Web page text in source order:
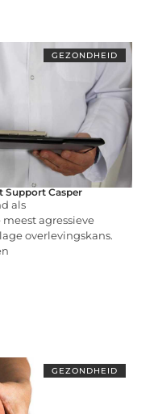
GEZONDHEID
Support Casper
als
agressieve
overlevingskans.
GEZONDHEID